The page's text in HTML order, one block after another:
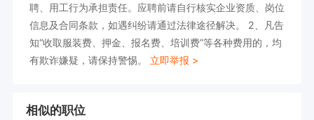
聘、用工行为承担责任。应聘前请自行核实企业资质、岗位
信息及合同条款，如遇纠纷请通过法律途径解决。 2、凡告
知“收取服装费、押金、报名费、培训费”等各种费用的，均
有欺诈嫌疑，请保持警惕。 立即举报 >
相似的职位